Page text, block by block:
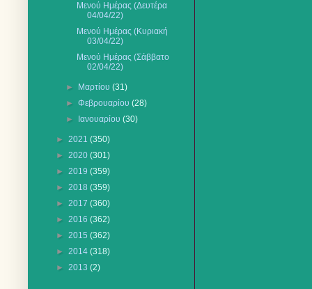
Μενού Ημέρας (Δευτέρα
04/04/22)
Μενού Ημέρας (Κυριακή
03/04/22)
Μενού Ημέρας (Σάββατο
02/04/22)
► Μαρτίου(31)
►Φεβρουαρίου(28)
►
Ιανουαρίου(30)
► 2021 (350)
► 2020 (301)
► 2019 (359)
► 2018 (359)
► 2017 (360)
► 2016 (362)
► 2015 (362)
► 2014 (318)
► 2013 (2)